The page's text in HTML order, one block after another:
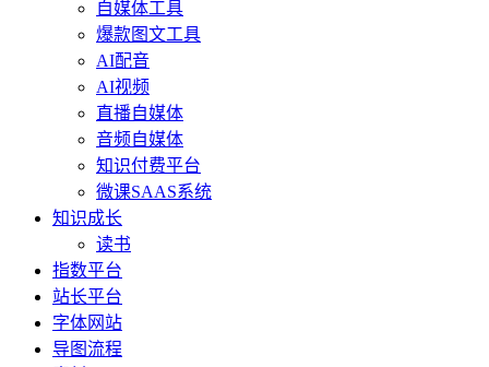
自媒体工具
爆款图文工具
AI配音
AI视频
直播自媒体
音频自媒体
知识付费平台
微课SAAS系统
知识成长
读书
指数平台
站长平台
字体网站
导图流程